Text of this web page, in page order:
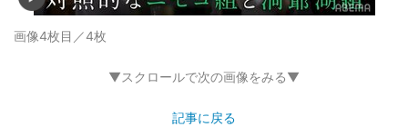
画像4枚目／4枚
▼スクロールで次の画像をみる▼
記事に戻る